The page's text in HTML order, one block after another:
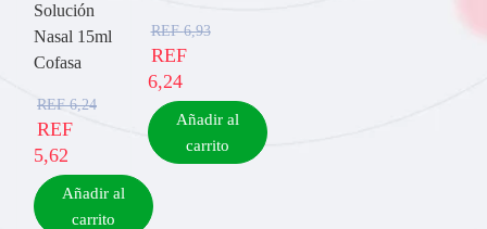
Solución
Nasal 15ml
Cofasa
REF6,24
REF
5,62
Añadir al
carrito
REF6,93
REF
6,24
Añadir al
carrito